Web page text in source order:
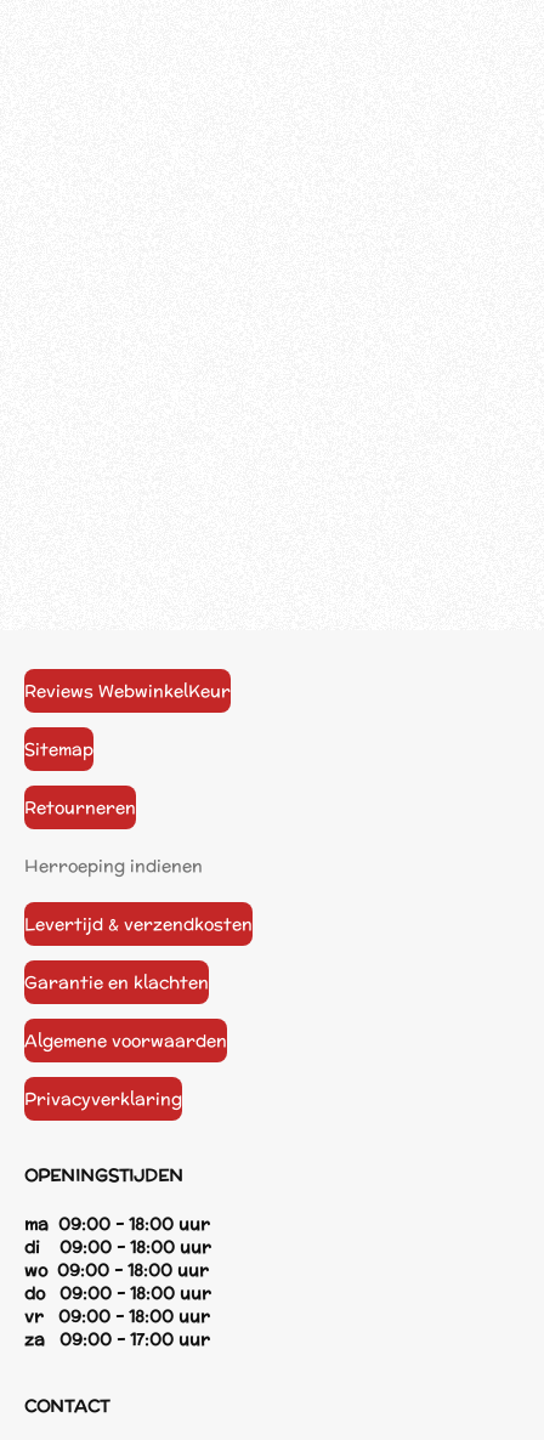
Reviews WebwinkelKeur
Sitemap
Retourneren
Herroeping indienen
Levertijd & verzendkosten
Garantie en klachten
Algemene voorwaarden
Privacyverklaring
OPENINGSTIJDEN
ma 09:00 - 18:00 uur
di 09:00 - 18:00 uur
wo 09:00 - 18:00 uur
do 09:00 - 18:00 uur
vr 09:00 - 18:00 uur
za 09:00 - 17:00 uur
CONTACT